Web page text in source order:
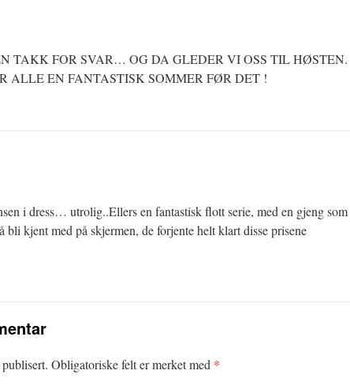
TAKK FOR SVAR… OG DA GLEDER VI OSS TIL HØSTEN.
ALLE EN FANTASTISK SOMMER FØR DET !
i dress… utrolig..Ellers en fantastisk flott serie, med en gjeng som
bli kjent med på skjermen, de forjente helt klart disse prisene
Obligatoriske felt er merket med *